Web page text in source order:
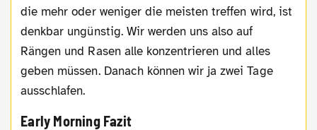
die mehr oder weniger die meisten treffen wird, ist
denkbar ungünstig. Wir werden uns also auf
Rängen und Rasen alle konzentrieren und alles
geben müssen. Danach können wir ja zwei Tage
ausschlafen.
Early Morning Fazit